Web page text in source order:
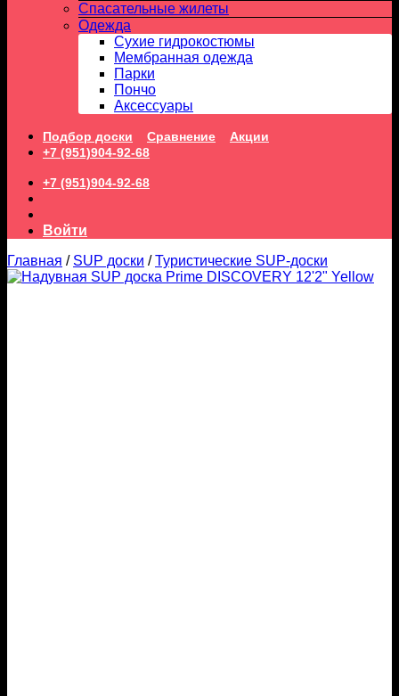
Спасательные жилеты
Одежда
Сухие гидрокостюмы
Мембранная одежда
Парки
Пончо
Аксессуары
Подбор доски Сравнение
Акции
+7 (951)904-92-68
+7 (951)904-92-68
Войти
Главная / SUP доски / Туристические SUP-доски